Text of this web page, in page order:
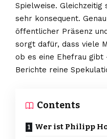
Spielweise.
sehr konsequent.
öffentlicher Präsenz
sorgt dafür, dass viele
ob es eine Ehefrau
Berichte reine
Contents
Wer ist Philipp